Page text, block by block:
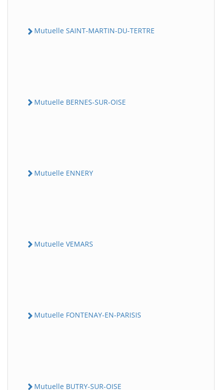
Mutuelle SAINT-MARTIN-DU-TERTRE
Mutuelle BERNES-SUR-OISE
Mutuelle ENNERY
Mutuelle VEMARS
Mutuelle FONTENAY-EN-PARISIS
Mutuelle BUTRY-SUR-OISE